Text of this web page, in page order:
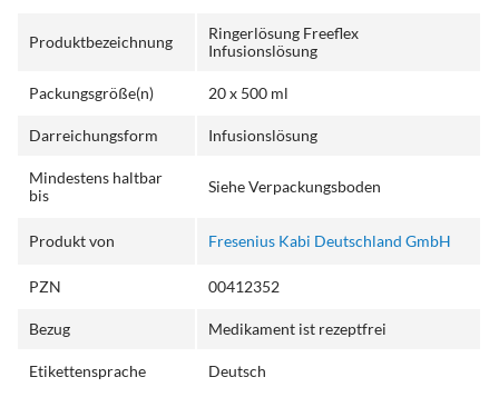
Produktbezeichnung
Ringerlösung Freeflex
Infusionslösung
Packungsgröße(n) 20 x 500 ml
Darreichungsform Infusionslösung
Mindestens haltbar
bis
Siehe Verpackungsboden
Produkt von Fresenius Kabi Deutschland GmbH
PZN 00412352
Bezug Medikament ist rezeptfrei
Etikettensprache Deutsch